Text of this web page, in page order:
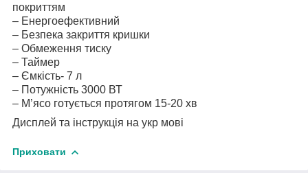
покриттям
– Енергоефективний
– Безпека закриття кришки
– Обмеження тиску
– Таймер
– Ємкість- 7 л
– Потужність 3000 ВТ
– М’ясо готується протягом 15-20 хв
Дисплей та інструкція на укр мові
Приховати